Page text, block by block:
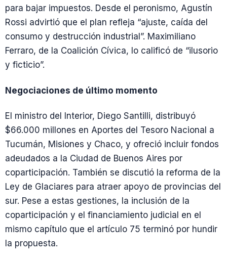
para bajar impuestos. Desde el peronismo, Agustín
Rossi advirtió que el plan refleja “ajuste, caída del
consumo y destrucción industrial”. Maximiliano
Ferraro, de la Coalición Cívica, lo calificó de “ilusorio
y ficticio”.
Negociaciones de último momento
El ministro del Interior, Diego Santilli, distribuyó
$66.000 millones en Aportes del Tesoro Nacional a
Tucumán, Misiones y Chaco, y ofreció incluir fondos
adeudados a la Ciudad de Buenos Aires por
coparticipación. También se discutió la reforma de la
Ley de Glaciares para atraer apoyo de provincias del
sur. Pese a estas gestiones, la inclusión de la
coparticipación y el financiamiento judicial en el
mismo capítulo que el artículo 75 terminó por hundir
la propuesta.